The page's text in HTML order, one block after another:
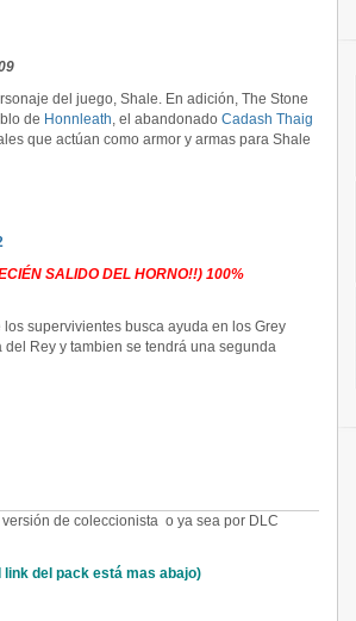
del juego, Shale. En adición, The Stone
de Honnleath, el abandonado Cadash Thaig
que actúan como armor y armas para Shale
SALIDO DEL HORNO!!) 100%
supervivientes busca ayuda en los Grey
Rey y tambien se tendrá una segunda
de coleccionista o ya sea por DLC
del pack está mas abajo)